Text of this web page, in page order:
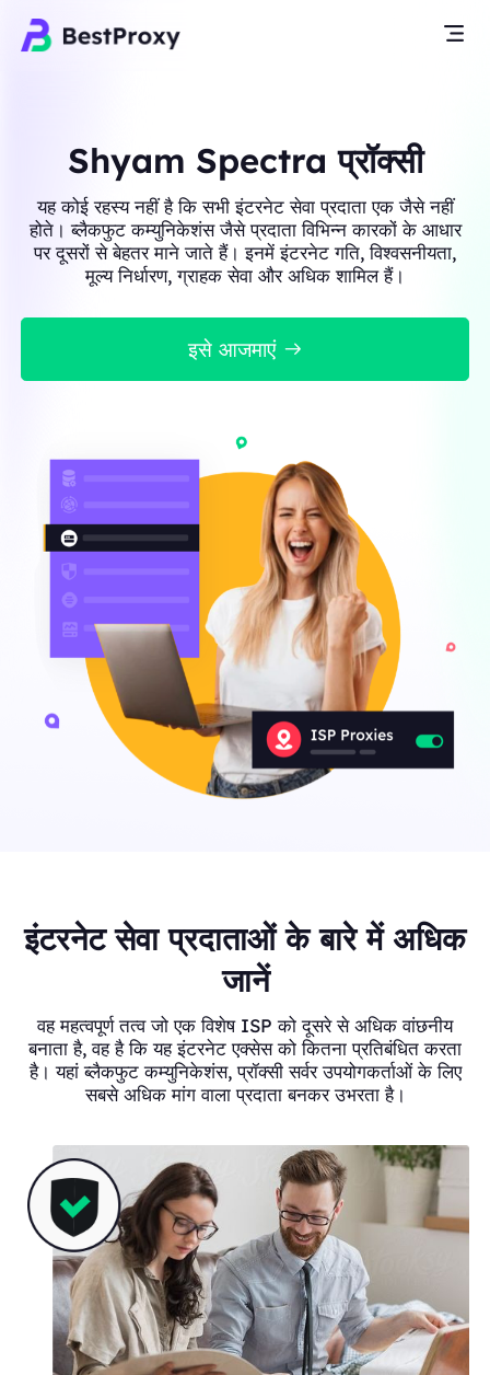
Shyam Spectra प्रॉक्सी
यह कोई रहस्य नहीं है कि सभी इंटरनेट सेवा प्रदाता एक जैसे नहीं
होते। ब्लैकफुट कम्युनिकेशंस जैसे प्रदाता विभिन्न कारकों के आधार
पर दूसरों से बेहतर माने जाते हैं। इनमें इंटरनेट गति, विश्वसनीयता,
मूल्य निर्धारण, ग्राहक सेवा और अधिक शामिल हैं।
इसे आजमाएं
इंटरनेट सेवा प्रदाताओं के बारे में अधिक
जानें
वह महत्वपूर्ण तत्व जो एक विशेष ISP को दूसरे से अधिक वांछनीय
बनाता है, वह है कि यह इंटरनेट एक्सेस को कितना प्रतिबंधित करता
है। यहां ब्लैकफुट कम्युनिकेशंस, प्रॉक्सी सर्वर उपयोगकर्ताओं के लिए
सबसे अधिक मांग वाला प्रदाता बनकर उभरता है।